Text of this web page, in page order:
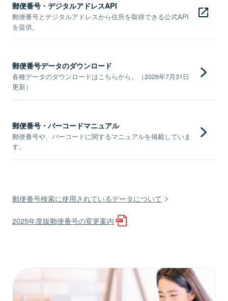
郵便番号・デジタルアドレスAPI
郵便番号とデジタルアドレスから住所を取得できる公式API
を提供。
郵便番号データのダウンロード
各種データのダウンロードはこちらから。（2026年7月31日
更新）
郵便番号・バーコードマニュアル
郵便番号や、バーコードに関するマニュアルを掲載していま
す。
郵便番号検索に使用されているデータについて
2025年度版郵便番号の変更案内